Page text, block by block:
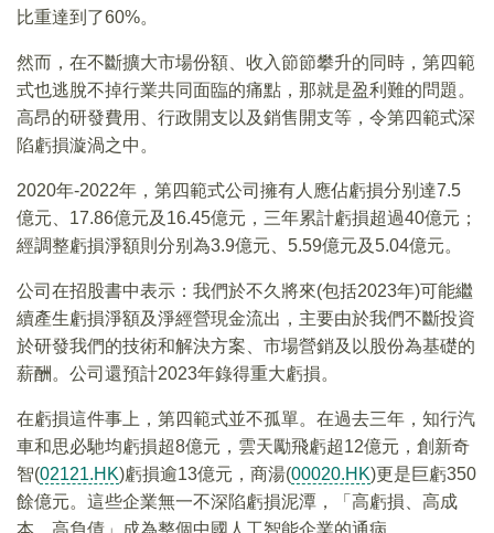
比重達到了60%。
然而，在不斷擴大市場份額、收入節節攀升的同時，第四範
式也逃脫不掉行業共同面臨的痛點，那就是盈利難的問題。
高昂的研發費用、行政開支以及銷售開支等，令第四範式深
陷虧損漩渦之中。
2020年-2022年，第四範式公司擁有人應佔虧損分别達7.5
億元、17.86億元及16.45億元，三年累計虧損超過40億元；
經調整虧損淨額則分别為3.9億元、5.59億元及5.04億元。
公司在招股書中表示：我們於不久將來(包括2023年)可能繼
續產生虧損淨額及淨經營現金流出，主要由於我們不斷投資
於研發我們的技術和解決方案、市場營銷及以股份為基礎的
薪酬。公司還預計2023年錄得重大虧損。
在虧損這件事上，第四範式並不孤單。在過去三年，知行汽
車和思必馳均虧損超8億元，雲天勵飛虧超12億元，創新奇
智(02121.HK)虧損逾13億元，商湯(00020.HK)更是巨虧350
餘億元。這些企業無一不深陷虧損泥潭，「高虧損、高成
本、高負債」成為整個中國人工智能企業的通病。